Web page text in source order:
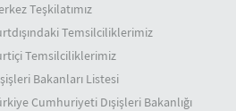
Teşkilatımız
Temsilciliklerimiz
Temsilciliklerimiz
Bakanları Listesi
Cumhuriyeti Dışişleri Bakanlığı